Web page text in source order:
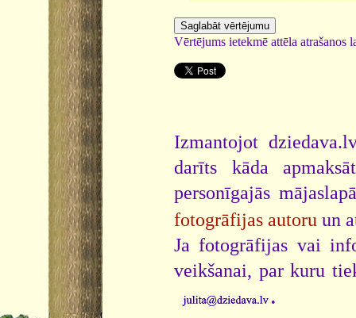
Vērtējums ietekmē attēla atrašanos
Izmantojot
darīts kāda
personīgajās
fotogrāfijas autoru un
Ja fotogrāfijas vai
veikšanai, par kuru
.